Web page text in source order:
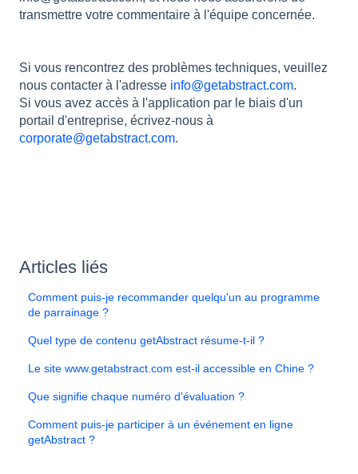
transmettre votre commentaire à l'équipe concernée.
Si vous rencontrez des problèmes techniques, veuillez
nous contacter à l'adresse info@getabstract.com.
Si vous avez accès à l'application par le biais d'un
portail d'entreprise, écrivez-nous à
corporate@getabstract.com.
Articles liés
Comment puis-je recommander quelqu'un au programme
de parrainage ?
Quel type de contenu getAbstract résume-t-il ?
Le site www.getabstract.com est-il accessible en Chine ?
Que signifie chaque numéro d'évaluation ?
Comment puis-je participer à un événement en ligne
getAbstract ?